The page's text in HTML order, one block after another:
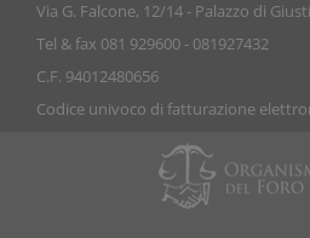
Via G. Falcone, 12/14 - Palazzo di
Tel & fax 081 929600 - 081927432
C.F. 94012480656
Codice univoco di fatturazione